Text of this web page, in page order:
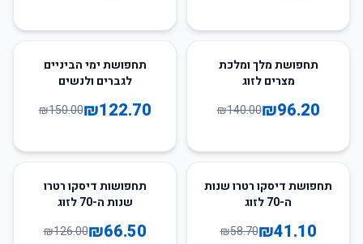
תחפושת מלך ומלכת
מצרים לזוג
₪96.20
₪140.00
18תחפושת ימי הביניים
לגברים ולנשים
₪122.70
₪150.00
30%תחפושת דיסקו רטרו שנות
ה-70 לזוג
₪41.10
₪58.70
47תחפושות דיסקו רטרו
שנות ה-70 לזוג
₪66.50
₪126.00